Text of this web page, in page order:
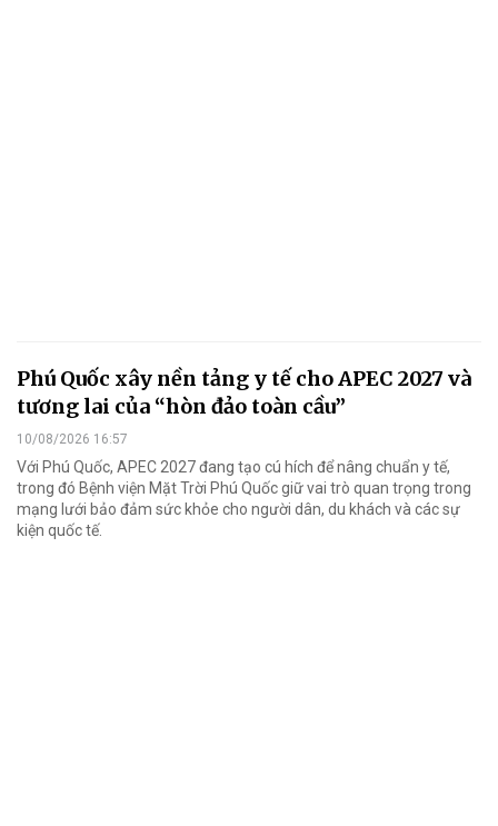
Phú Quốc xây nền tảng y tế cho APEC 2027 và
tương lai của “hòn đảo toàn cầu”
10/08/2026 16:57
Với Phú Quốc, APEC 2027 đang tạo cú hích để nâng chuẩn y tế,
trong đó Bệnh viện Mặt Trời Phú Quốc giữ vai trò quan trọng trong
mạng lưới bảo đảm sức khỏe cho người dân, du khách và các sự
kiện quốc tế.